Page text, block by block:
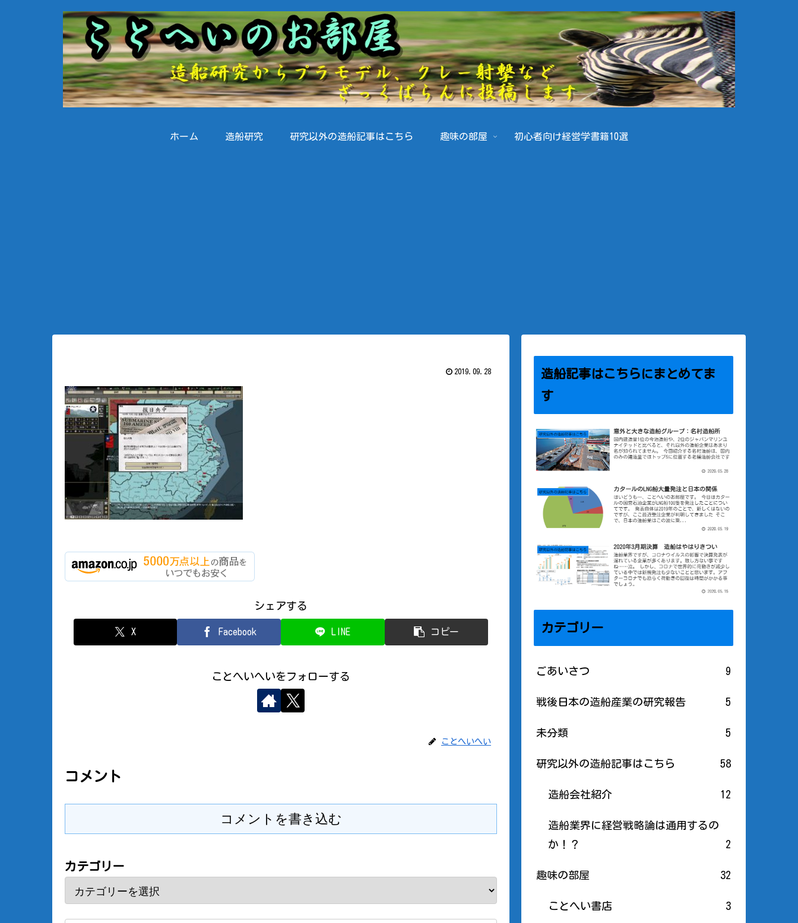
ホーム 造船研究 研究以外の造船記事はこちら 趣味の部屋 初心者向け経営学書籍10選
2019.09.28
シェアする
X Facebook LINE コピー
ことへいへいをフォローする
ことへいへい
コメント
コメントを書き込む
カテゴリー
造船記事はこちらにまとめてま
す
カテゴリー
ごあいさつ 9
戦後日本の造船産業の研究報告 5
未分類 5
研究以外の造船記事はこちら 58
造船会社紹介 12
造船業界に経営戦略論は通用するの
か！？
2
趣味の部屋 32
ことへい書店 3